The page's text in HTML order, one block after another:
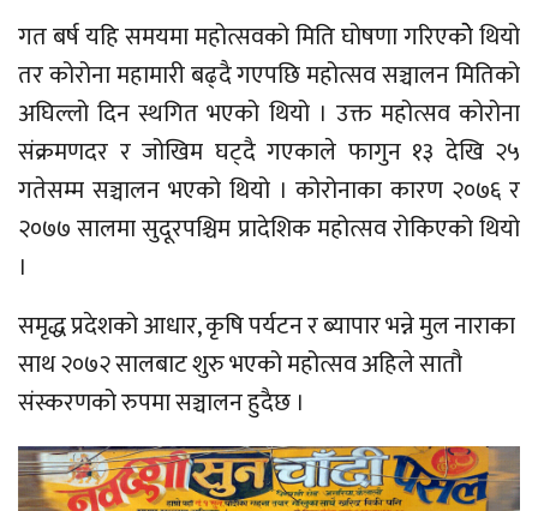
गत बर्ष यहि समयमा महोत्सवको मिति घोषणा गरिएकोे थियो
तर कोरोना महामारी बढ्दै गएपछि महोत्सव सञ्चालन मितिको
अघिल्लो दिन स्थगित भएको थियो । उक्त महोत्सव कोरोना
संक्रमणदर र जोखिम घट्दै गएकाले फागुन १३ देखि २५
गतेसम्म सञ्चालन भएको थियो । कोरोनाका कारण २०७६ र
२०७७ सालमा सुदूरपश्चिम प्रादेशिक महोत्सव रोकिएको थियो
।
समृद्ध प्रदेशको आधार, कृषि पर्यटन र ब्यापार भन्ने मुल नाराका
साथ २०७२ सालबाट शुरु भएको महोत्सव अहिले सातौ
संस्करणको रुपमा सञ्चालन हुदैछ ।